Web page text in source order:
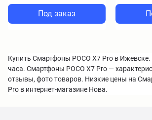
Под заказ
Купить Смартфоны POCO X7 Pro в
часа. Смартфоны POCO X7 Pro —
отзывы, фото товаров. Низкие цены на
Pro в интернет-магазине Нова.